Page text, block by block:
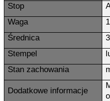
Stop
Waga
Średnica
Stempel
Stan zachowania
Dodatkowe informacje